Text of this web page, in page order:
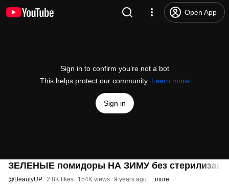
Open App
Sign in to confirm you’re not a bot
This helps protect our community. Learn more
Sign in
ЗЕЛЕНЫЕ помидоры НА ЗИМУ без
@BeautyUP 2.8K likes 154K views 9 years ago more